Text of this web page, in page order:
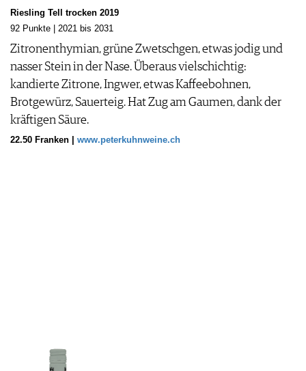
Riesling Tell trocken 2019
92 Punkte | 2021 bis 2031
Zitronenthymian, grüne Zwetschgen, etwas jodig und
nasser Stein in der Nase. Überaus vielschichtig:
kandierte Zitrone, Ingwer, etwas Kaffeebohnen,
Brotgewürz, Sauerteig. Hat Zug am Gaumen, dank der
kräftigen Säure.
22.50 Franken | www.peterkuhnweine.ch